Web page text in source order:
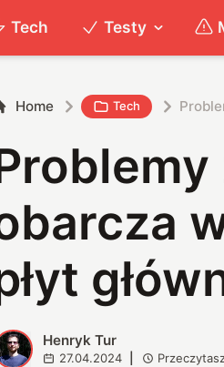
Tech Testy
Home Tech
H Henryk Tur
27.04.2024